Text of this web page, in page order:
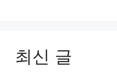
최신 글